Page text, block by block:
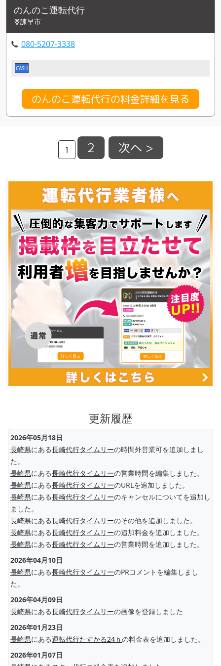
のんのこ運転代行
諫早市
080-5207-3338
CASH
のんのこ運転代行の料金詳細を見る
1 2 次へ >
更新履歴
2026年05月18日
長崎県にある長崎代行タイムリーの時間外営業可を追加しまし
た。
長崎県にある長崎代行タイムリーの営業時間を編集しました。
長崎県にある長崎代行タイムリーのURLを追加しました。
長崎県にある長崎代行タイムリーのキャンセルについてを追加し
ました。
長崎県にある長崎代行タイムリーのその他を追加しました。
長崎県にある長崎代行タイムリーの追加料金を追加しました。
長崎県にある長崎代行タイムリーの営業時間を追加しました。
2026年04月10日
長崎県にある長崎代行タイムリーのPRコメントを編集しまし
た。
2026年04月09日
長崎県にある長崎代行タイムリーの画像を登録しました
2026年01月23日
長崎県にある運転代行たすかる24ｈ の料金表を追加しました。
2026年01月07日